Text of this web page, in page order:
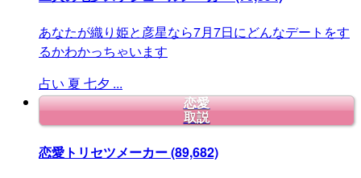
あなたが織り姫と彦星なら7月7日にどんなデートをす
るかわかっちゃいます
占い 夏 七夕 ...
恋愛
取説
恋愛トリセツメーカー(89,682)